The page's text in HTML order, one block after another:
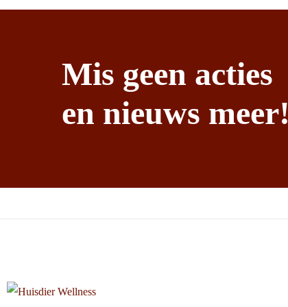
Mis geen acties
en nieuws meer!